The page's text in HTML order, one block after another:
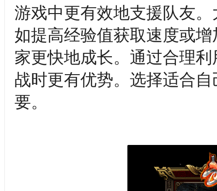
游戏中更有效地支援队友
如提高经验值获取速度或
家更快地成长。通过合理
战时更有优势。选择适合
要。